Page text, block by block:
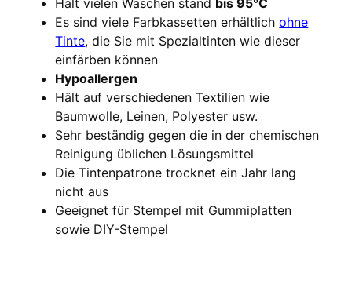
Es sind viele Farbkassetten erhältlichohne
Tinte, die Sie mit Spezialtinten wie dieser
einfärben können
Hypoallergen
Hält auf verschiedenen Textilien wie
Baumwolle, Leinen, Polyester usw.
Sehr beständig gegen die in der chemischen
Reinigung üblichen Lösungsmittel
Die Tintenpatrone trocknet ein Jahr lang
nicht aus
Geeignet für Stempel mit Gummiplatten
sowie DIY-Stempel